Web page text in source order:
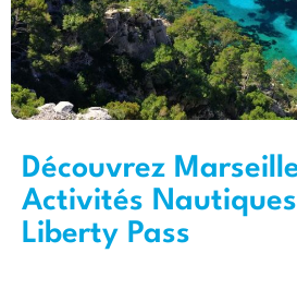
Découvrez
Activités
Liberty Pass